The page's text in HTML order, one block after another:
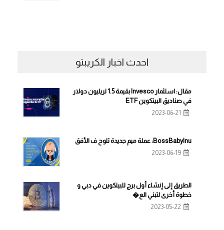
احدث اخبار الكريبتو
مقال: استثمار Invesco بقيمة 1.5 تريليون دولار
في صناديق البيتكوين ETF
2023-06-21
BossBabyInu: عملة ميم جديدة تلوح ف الأفق
2023-06-19
الطريق إلى إنشاء أول برج للبيتكوين في دبي و
خطوة أخرى لتبني الع�
2023-05-22